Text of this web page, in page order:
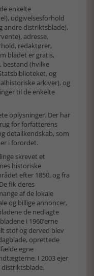
enkelte
udgi­vel­ses­forhold
andre distriktsblade),
adresse,
redaktører,
bladet er gratis,
bestand (hvilke
og
arkiver), og
til de enkelte
oplysninger. Der har
for forfatterens
detailkendskab, som
i forordet.
skrevet et
hi­sto­riske
efter 1850, og fra
fik deres
af de lokale
og billige annoncer,
de nedlagte
i 1960’erne
stof og derved blev
oprettede
egne
I 2003 ejer